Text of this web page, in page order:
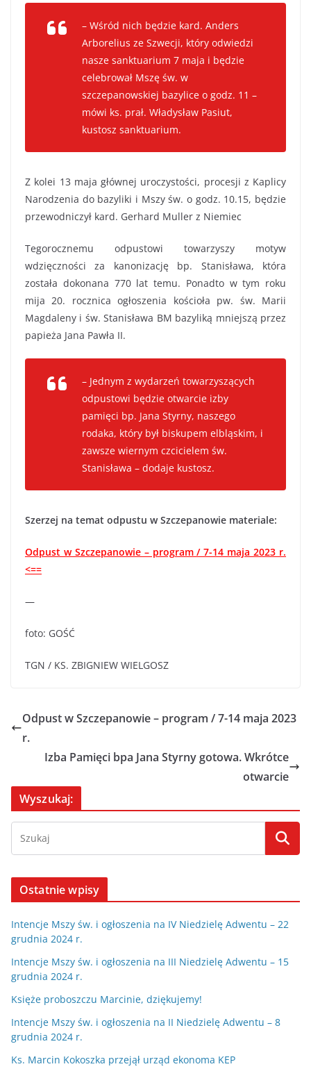
– Wśród nich będzie kard. Anders
Arborelius ze Szwecji, który odwiedzi
nasze sanktuarium 7 maja i będzie
celebrował Mszę św. w
szczepanowskiej bazylice o godz. 11 –
mówi ks. prał. Władysław Pasiut,
kustosz sanktuarium.
Z kolei 13 maja głównej uroczystości, procesji z Kaplicy
Narodzenia do bazyliki i Mszy św. o godz. 10.15, będzie
przewodniczył kard. Gerhard Muller z Niemiec
Tegorocznemu odpustowi towarzyszy motyw
wdzięczności za kanonizację bp. Stanisława, która
została dokonana 770 lat temu. Ponadto w tym roku
mija 20. rocznica ogłoszenia kościoła pw. św. Marii
Magdaleny i św. Stanisława BM bazyliką mniejszą przez
papieża Jana Pawła II.
– Jednym z wydarzeń towarzyszących
odpustowi będzie otwarcie izby
pamięci bp. Jana Styrny, naszego
rodaka, który był biskupem elbląskim, i
zawsze wiernym czcicielem św.
Stanisława – dodaje kustosz.
Szerzej na temat odpustu w Szczepanowie materiale:
Odpust w Szczepanowie – program / 7-14 maja 2023 r.
<==
—
foto: GOŚĆ
TGN / KS. ZBIGNIEW WIELGOSZ
Odpust w Szczepanowie – program / 7-14 maja 2023
r.
Izba Pamięci bpa Jana Styrny gotowa. Wkrótce
otwarcie
Wyszukaj:
Ostatnie wpisy
Intencje Mszy św. i ogłoszenia na IV Niedzielę Adwentu – 22
grudnia 2024 r.
Intencje Mszy św. i ogłoszenia na III Niedzielę Adwentu – 15
grudnia 2024 r.
Księże proboszczu Marcinie, dziękujemy!
Intencje Mszy św. i ogłoszenia na II Niedzielę Adwentu – 8
grudnia 2024 r.
Ks. Marcin Kokoszka przejął urząd ekonoma KEP